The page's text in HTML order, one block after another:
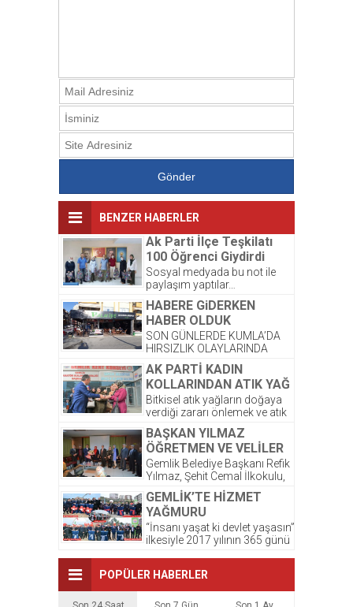
BENZER HABERLER
Ak Parti İlçe Teşkilatı
100 Öğrenci Giydirdi
Sosyal medyada bu not ile
paylaşım yaptılar…
Kardeşlerimize yeni kıyafetleri
çok yakıştı. ☺️ Bayram
sonrası,...
HABERE GiDERKEN
HABER OLDUK
SON GÜNLERDE KUMLA’DA
HIRSIZLIK OLAYLARINDA
ARTIŞ OLDUĞU GÖZLENDİ.
ŞİRKETİMİZ PALMİYE
DONDURMALARI’ NA AIT
OLAN DEPODA ONCEKI
AKŞAM...
AK PARTİ KADIN
KOLLARINDAN ATIK YAĞ
PROJESİNE DESTEK
Bitkisel atık yağların doğaya
verdiği zararı önlemek ve atık
yağların atılmasından
kaynaklanacak kirlilikten
korunması amacıyla...
BAŞKAN YILMAZ
ÖĞRETMEN VE VELİLER
İLE BİR ARAYA GELDİ
Gemlik Belediye Başkanı Refik
Yılmaz, Şehit Cemal İlkokulu,
Okul Aile Birliğinin düzenlemiş
olduğu kahvaltı programına...
GEMLİK’TE HİZMET
YAĞMURU
“İnsanı yaşat ki devlet yaşasın”
ilkesiyle 2017 yılının 365 günü
POPÜLER HABERLER